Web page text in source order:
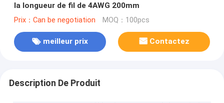
la longueur de fil de 4AWG 200mm
Prix：Can be negotiation MOQ：100pcs
meilleur prix Contactez
Description De Produit